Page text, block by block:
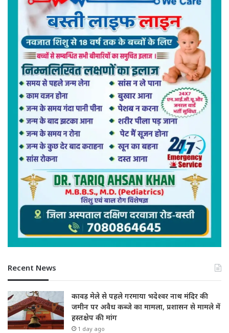
Recent News
कावड़ मेले से पहले गरमाया भदेश्वर नाथ मंदिर की
जमीन पर अवैध कब्जे का मामला, प्रशासन से मामले में
हस्तक्षेप की मांग
1 day ago